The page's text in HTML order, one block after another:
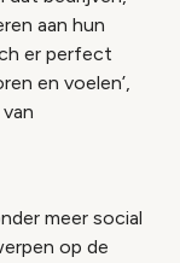
aan hun
er perfect
en voelen’,
meer social
op de